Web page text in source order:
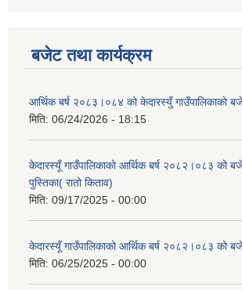
बजेट तथा कार्यक्रम
आर्थिक बर्ष २०८३।०८४ को केदारस्युँ गाउँपालिकाकाे
मिति: 06/24/2026 - 18:15
केदारस्यूँ गाउँपालिकाकाे आर्थिक बर्ष २०८२।०८३ को
पुस्तिका( रातो किताव)
मिति: 09/17/2025 - 00:00
केदारस्यूँ गाउँपालिकाको आर्थिक बर्ष २०८२।०८३ को
मिति: 06/25/2025 - 00:00